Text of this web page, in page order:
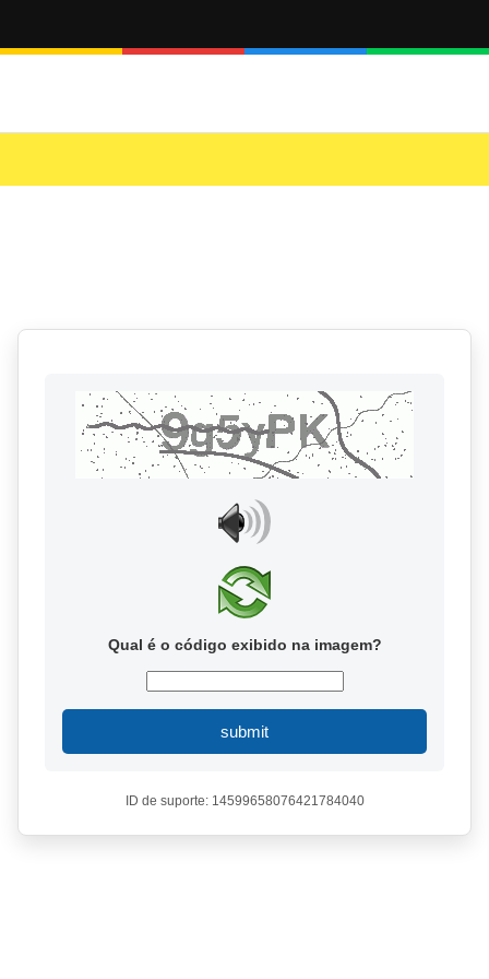
Qual é o código exibido na imagem?
submit
ID de suporte: 14599658076421784040